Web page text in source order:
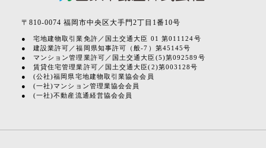
〒810-0074 福岡市中央区大手門2丁目1番10号
宅地建物取引業免許／国土交通大臣 01 第011124号
建設業許可／福岡県知事許可（般-7）第45145号
マンション管理業許可／国土交通大臣(5)第092589号
賃貸住宅管理業許可／国土交通大臣(2)第003128号
(公社)福岡県宅地建物取引業協会会員
(一社)マンション管理業協会会員
(一社)不動産流通経営協会会員